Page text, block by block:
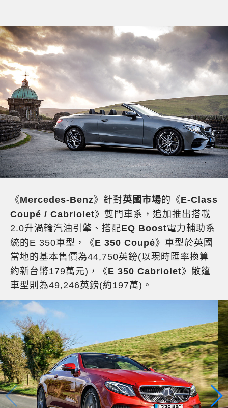
《Mercedes-Benz》針對英國市場的《E-Class
Coupé / Cabriolet》雙門車系，追加推出搭載
2.0升渦輪汽油引擎、搭配EQ Boost電力輔助系
統的E 350車型，《E 350 Coupé》車型於英國
當地的基本售價為44,750英鎊(以現時匯率換算
約新台幣179萬元)，《E 350 Cabriolet》敞篷
車型則為49,246英鎊(約197萬)。